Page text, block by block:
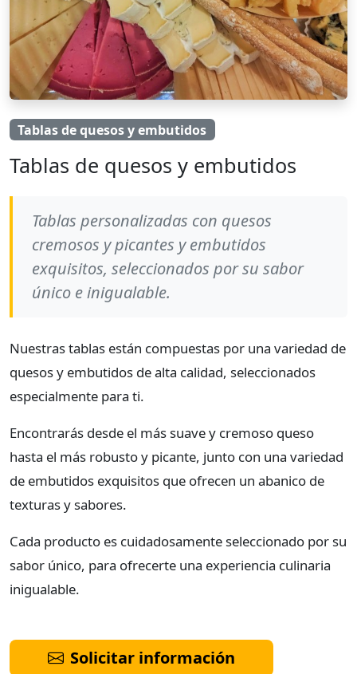
Tablas de quesos y embutidos
Tablas de quesos y embutidos
Tablas personalizadas con quesos
cremosos y picantes y embutidos
exquisitos, seleccionados por su sabor
único e inigualable.
Nuestras tablas están compuestas por una variedad de
quesos y embutidos de alta calidad, seleccionados
especialmente para ti.
Encontrarás desde el más suave y cremoso queso
hasta el más robusto y picante, junto con una variedad
de embutidos exquisitos que ofrecen un abanico de
texturas y sabores.
Cada producto es cuidadosamente seleccionado por su
sabor único, para ofrecerte una experiencia culinaria
inigualable.
Solicitar información